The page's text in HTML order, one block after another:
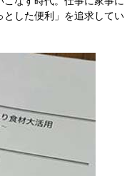
した便利」を追求してい